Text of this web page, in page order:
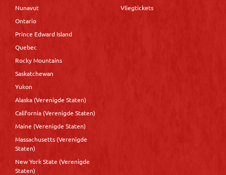
Nunavut
Ontario
Prince Edward Island
Quebec
Rocky Mountains
Saskatchewan
Yukon
Alaska (Verenigde Staten)
California (Verenigde Staten)
Maine (Verenigde Staten)
Massachusetts (Verenigde
Staten)
New York State (Verenigde
Staten)
Vliegtickets